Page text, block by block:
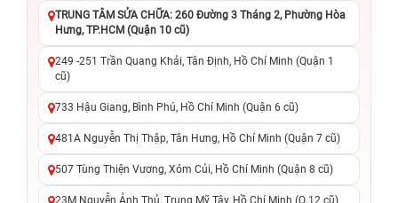
TRUNG TÂM SỬA CHỮA: 260 Đường 3 Tháng 2, Phường Hòa
Hưng, TP.HCM (Quận 10 cũ)
249 -251 Trần Quang Khải, Tân Định, Hồ Chí Minh (Quận 1
cũ)
733 Hậu Giang, Bình Phú, Hồ Chí Minh (Quận 6 cũ)
481A Nguyễn Thị Thập, Tân Hưng, Hồ Chí Minh (Quận 7 cũ)
507 Tùng Thiện Vương, Xóm Củi, Hồ Chí Minh (Quận 8 cũ)
23M Nguyễn Ảnh Thủ, Trung Mỹ Tây, Hồ Chí Minh (Q.12 cũ)